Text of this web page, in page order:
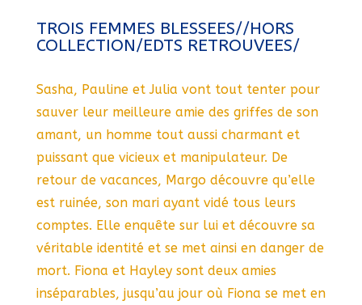
TROIS FEMMES BLESSEES//HORS
COLLECTION/EDTS RETROUVEES/
Sasha, Pauline et Julia vont tout tenter pour
sauver leur meilleure amie des griffes de son
amant, un homme tout aussi charmant et
puissant que vicieux et manipulateur. De
retour de vacances, Margo découvre qu’elle
est ruinée, son mari ayant vidé tous leurs
comptes. Elle enquête sur lui et découvre sa
véritable identité et se met ainsi en danger de
mort. Fiona et Hayley sont deux amies
inséparables, jusqu’au jour où Fiona se met en